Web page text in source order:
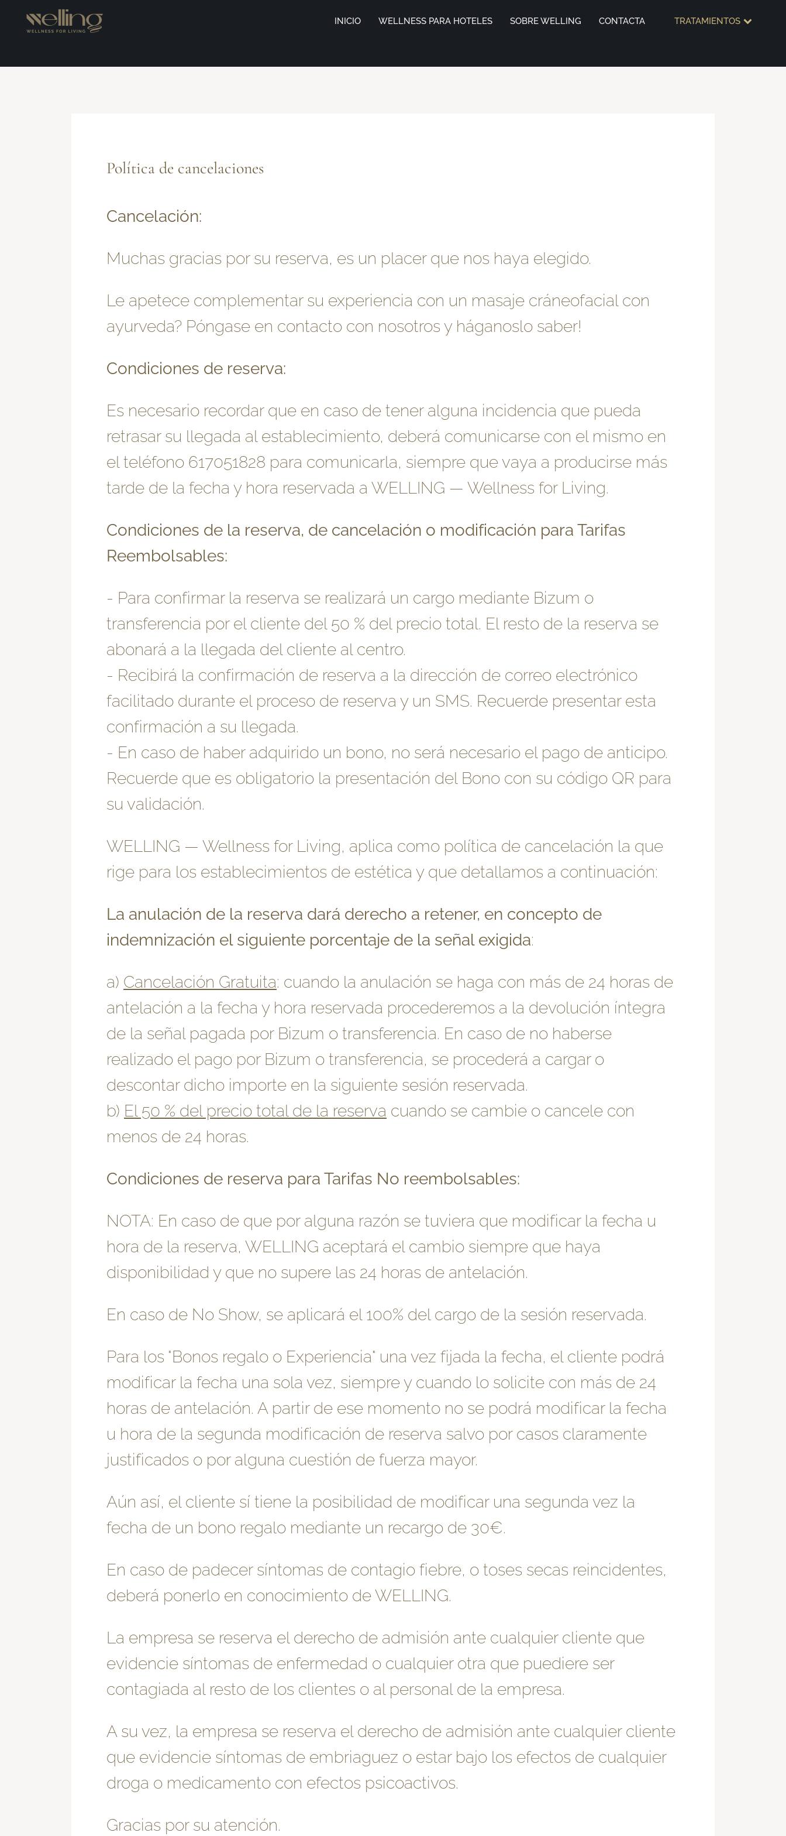
INICIO WELLNESS PARA HOTELES SOBRE WELLING CONTACTA TRATAMIENTOS
Política de cancelaciones
Cancelación:
Muchas gracias por su reserva, es un placer que nos haya elegido.
Le apetece complementar su experiencia con un masaje cráneofacial con
ayurveda? Póngase en contacto con nosotros y háganoslo saber!
Condiciones de reserva:
Es necesario recordar que en caso de tener alguna incidencia que pueda
retrasar su llegada al establecimiento, deberá comunicarse con el mismo en
el teléfono 617051828 para comunicarla, siempre que vaya a producirse más
tarde de la fecha y hora reservada a WELLING ― Wellness for Living.
Condiciones de la reserva, de cancelación o modificación para Tarifas
Reembolsables:
- Para confirmar la reserva se realizará un cargo mediante Bizum o
transferencia por el cliente del 50 % del precio total. El resto de la reserva se
abonará a la llegada del cliente al centro.
- Recibirá la confirmación de reserva a la dirección de correo electrónico
facilitado durante el proceso de reserva y un SMS. Recuerde presentar esta
confirmación a su llegada.
- En caso de haber adquirido un bono, no será necesario el pago de anticipo.
Recuerde que es obligatorio la presentación del Bono con su código QR para
su validación.
WELLING ― Wellness for Living, aplica como política de cancelación la que
rige para los establecimientos de estética y que detallamos a continuación:
La anulación de la reserva dará derecho a retener, en concepto de
indemnización el siguiente porcentaje de la señal exigida:
a) Cancelación Gratuita: cuando la anulación se haga con más de 24 horas de
antelación a la fecha y hora reservada procederemos a la devolución íntegra
de la señal pagada por Bizum o transferencia. En caso de no haberse
realizado el pago por Bizum o transferencia, se procederá a cargar o
descontar dicho importe en la siguiente sesión reservada.
b) El 50 % del precio total de la reserva cuando se cambie o cancele con
menos de 24 horas.
Condiciones de reserva para Tarifas No reembolsables:
NOTA: En caso de que por alguna razón se tuviera que modificar la fecha u
hora de la reserva, WELLING aceptará el cambio siempre que haya
disponibilidad y que no supere las 24 horas de antelación.
En caso de No Show, se aplicará el 100% del cargo de la sesión reservada.
Para los "Bonos regalo o Experiencia" una vez fijada la fecha, el cliente podrá
modificar la fecha una sola vez, siempre y cuando lo solicite con más de 24
horas de antelación. A partir de ese momento no se podrá modificar la fecha
u hora de la segunda modificación de reserva salvo por casos claramente
justificados o por alguna cuestión de fuerza mayor.
Aún así, el cliente sí tiene la posibilidad de modificar una segunda vez la
fecha de un bono regalo mediante un recargo de 30€.
En caso de padecer síntomas de contagio fiebre, o toses secas reincidentes,
deberá ponerlo en conocimiento de WELLING.
La empresa se reserva el derecho de admisión ante cualquier cliente que
evidencie síntomas de enfermedad o cualquier otra que puediere ser
contagiada al resto de los clientes o al personal de la empresa.
A su vez, la empresa se reserva el derecho de admisión ante cualquier cliente
que evidencie síntomas de embriaguez o estar bajo los efectos de cualquier
droga o medicamento con efectos psicoactivos.
Gracias por su atención.